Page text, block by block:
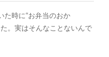
た時に“お弁当のおか
。実はそんなことないんで